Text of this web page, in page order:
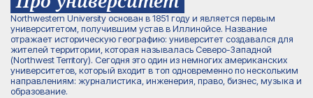
Northwestern University основан в 1851 году и является первым
университетом, получившим устав в Иллинойсе. Название
отражает историческую географию: университет создавался для
жителей территории, которая называлась Северо-Западной
(Northwest Territory). Сегодня это один из немногих американских
университетов, который входит в топ одновременно по нескольким
направлениям: журналистика, инженерия, право, бизнес, музыка и
образование.